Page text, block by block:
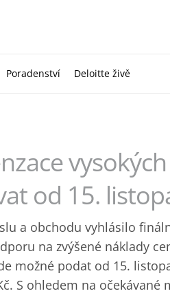
Poradenství Deloitte živě
od 15.
a obchodu vyhlásilo
na zvýšené náklady
možné podat od 15.
S ohledem na očekávané